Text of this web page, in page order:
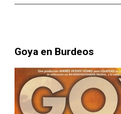
Goya en Burdeos